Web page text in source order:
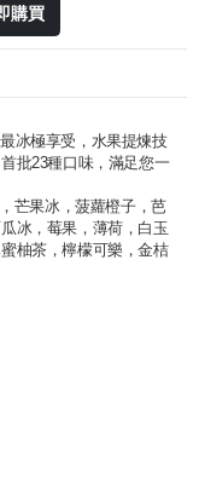
購買
冰極享受，水果提煉技
批23種口味，滿足您一
芒果冰，菠蘿橙子，芭
冰，莓果，薄荷，白玉
柚茶，檸檬可樂，金桔